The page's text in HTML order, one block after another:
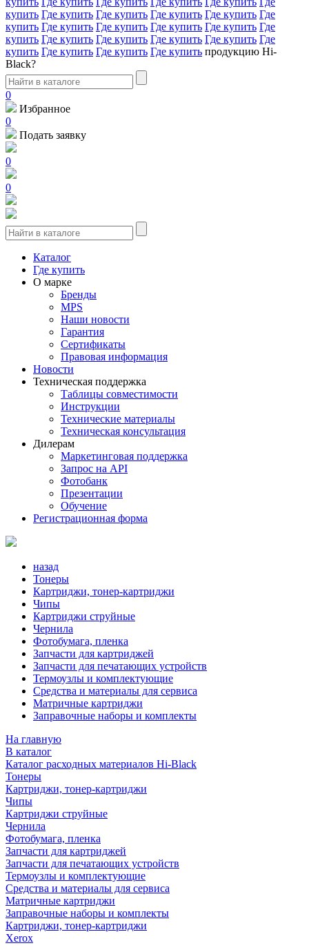
купить Где купить Где купить Где купить Где купить Где
купить Где купить Где купить Где купить Где купить Где
купить Где купить Где купить Где купить Где купить Где
купить Где купить Где купить Где купить продукцию Hi-
Black?
0
Избранное
0
Подать заявку
0
0
Каталог
Где купить
О марке
Бренды
MPS
Наши новости
Гарантия
Сертификаты
Правовая информация
Новости
Техническая поддержка
Таблицы совместимости
Инструкции
Технические материалы
Техническая консультация
Дилерам
Маркетинговая поддержка
Запрос на API
Фотобанк
Презентации
Обучение
Регистрационная форма
назад
Тонеры
Картриджи, тонер-картриджи
Чипы
Картриджи струйные
Чернила
Фотобумага, пленка
Запчасти для картриджей
Запчасти для печатающих устройств
Термоузлы и комплектующие
Средства и материалы для сервиса
Матричные картриджи
Заправочные наборы и комплекты
На главную
В каталог
Каталог расходных материалов Hi-Black
Тонеры
Картриджи, тонер-картриджи
Чипы
Картриджи струйные
Чернила
Фотобумага, пленка
Запчасти для картриджей
Запчасти для печатающих устройств
Термоузлы и комплектующие
Средства и материалы для сервиса
Матричные картриджи
Заправочные наборы и комплекты
Картриджи, тонер-картриджи
Xerox